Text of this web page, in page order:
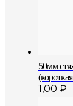
50мм
1,00 ₽